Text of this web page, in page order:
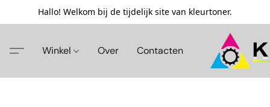
Hallo! Welkom bij de tijdelijk site van kleurtoner.
Winkel Over Contacten